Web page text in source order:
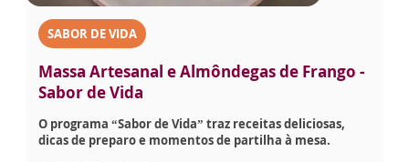
SABOR DE VIDA
Massa Artesanal e Almôndegas de Frango -
Sabor de Vida
O programa “Sabor de Vida” traz receitas deliciosas,
dicas de preparo e momentos de partilha à mesa.